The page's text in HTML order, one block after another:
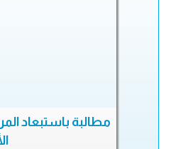
مطالبة باستبعاد